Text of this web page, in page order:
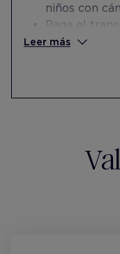
niños con
Paga el
trabajadores
Leer más